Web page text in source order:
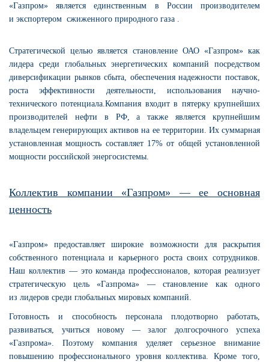
«Газпром» является единственным в России производителем
и экспортером сжиженного природного газа
Стратегической целью является становление ОАО «Газпром» как
лидера среди глобальных энергетических компаний посредством
диверсификации рынков сбыта, обеспечения надежности поставок,
роста эффективности деятельности, использования научно-
технического потенциала.Компания входит в пятерку крупнейших
производителей нефти в РФ, а также является крупнейшим
владельцем генерирующих активов на ее территории. Их суммарная
установленная мощность составляет 17% от общей установленной
мощности российской энергосистемы.
Коллектив компании «Газпром» — ее основная
ценность
«Газпром» предоставляет широкие возможности для раскрытия
собственного потенциала и карьерного роста своих сотрудников.
Наш коллектив — это команда профессионалов, которая реализует
стратегическую цель «Газпрома» — становление как одного
из лидеров среди глобальных мировых компаний.
Готовность и способность персонала плодотворно работать,
развиваться, учиться новому — залог долгосрочного успеха
«Газпрома». Поэтому компания уделяет серьезное внимание
повышению профессионального уровня коллектива. Кроме того,